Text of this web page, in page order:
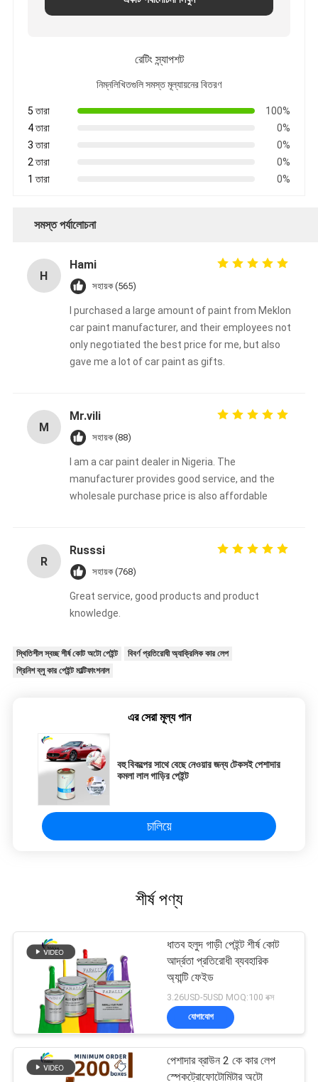
রেটিং স্ন্যাপশট
নিম্নলিখিতগুলি সমস্ত মূল্যায়নের বিতরণ
5 তারা
100%
4 তারা
0%
3 তারা
0%
2 তারা
0%
1 তারা
0%
সমস্ত পর্যালোচনা
H
Hami
সহায়ক (565)
I purchased a large amount of paint from Meklon
car paint manufacturer, and their employees not
only negotiated the best price for me, but also
gave me a lot of car paint as gifts.
M
Mr.vili
সহায়ক (88)
I am a car paint dealer in Nigeria. The
manufacturer provides good service, and the
wholesale purchase price is also affordable
R
Russsi
সহায়ক (768)
Great service, good products and product
knowledge.
স্থিতিশীল স্বচ্ছ শীর্ষ কোট অটো পেইন্ট
বিবর্ণ প্রতিরোধী অ্যাক্রিলিক কার লেপ
গ্রিনিশ ব্লু কার পেইন্ট মাল্টিফাংশনাল
এর সেরা মূল্য পান
বহু বিকল্পের সাথে বেছে নেওয়ার জন্য টেকসই পেশাদার
কমলা লাল গাড়ির পেইন্ট
চালিয়ে
শীর্ষ পণ্য
ধাতব হলুদ গাড়ী পেইন্ট শীর্ষ কোট
আর্দ্রতা প্রতিরোধী ব্যবহারিক
অ্যান্টি ফেইড
3.26USD-5USD MOQ:100 বক্স
যোগাযোগ
পেশাদার ব্রাউন 2 কে কার লেপ
স্পেকট্রোফোটোমিটার অটো